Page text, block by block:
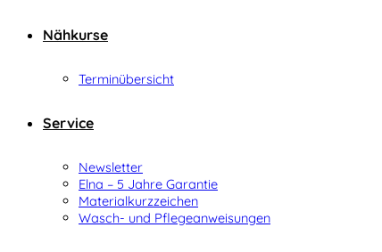
Nähkurse
Terminübersicht
Service
Newsletter
Elna – 5 Jahre Garantie
Materialkurzzeichen
Wasch- und Pflegeanweisungen